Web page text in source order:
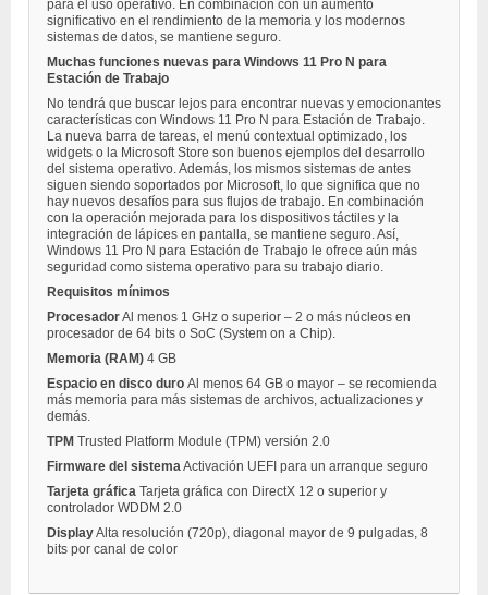
para el uso operativo. En combinación con un aumento
significativo en el rendimiento de la memoria y los modernos
sistemas de datos, se mantiene seguro.
Muchas funciones nuevas para Windows 11 Pro N para
Estación de Trabajo
No tendrá que buscar lejos para encontrar nuevas y emocionantes
características con Windows 11 Pro N para Estación de Trabajo.
La nueva barra de tareas, el menú contextual optimizado, los
widgets o la Microsoft Store son buenos ejemplos del desarrollo
del sistema operativo. Además, los mismos sistemas de antes
siguen siendo soportados por Microsoft, lo que significa que no
hay nuevos desafíos para sus flujos de trabajo. En combinación
con la operación mejorada para los dispositivos táctiles y la
integración de lápices en pantalla, se mantiene seguro. Así,
Windows 11 Pro N para Estación de Trabajo le ofrece aún más
seguridad como sistema operativo para su trabajo diario.
Requisitos mínimos
ProcesadorAl menos 1 GHz o superior – 2 o más núcleos en
procesador de 64 bits o SoC (System on a Chip).
Memoria (RAM) 4 GB
Espacio en disco duro Al menos 64 GB o mayor – se recomienda
más memoria para más sistemas de archivos, actualizaciones y
demás.
TPM Trusted Platform Module (TPM) versión 2.0
Firmware del sistemaActivación UEFI para un arranque seguro
Tarjeta gráfica Tarjeta gráfica con DirectX 12 o superior y
controlador WDDM 2.0
DisplayAlta resolución (720p), diagonal mayor de 9 pulgadas, 8
bits por canal de color